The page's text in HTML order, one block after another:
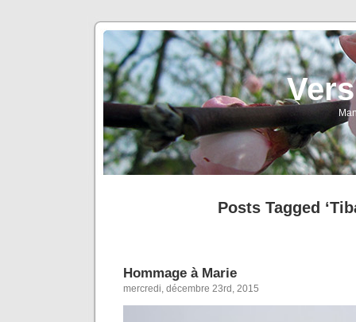
Posts Tagged
Hommage à Marie
mercredi, décembre 23rd, 2015